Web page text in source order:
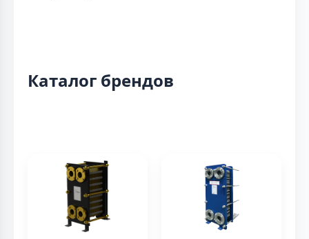
Каталог брендов